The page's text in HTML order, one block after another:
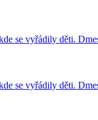
se vyřádily děti.
se vyřádily děti.